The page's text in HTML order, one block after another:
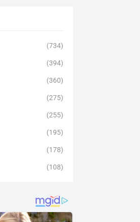
(734)
(394)
(360)
(275)
(255)
(195)
(178)
(108)